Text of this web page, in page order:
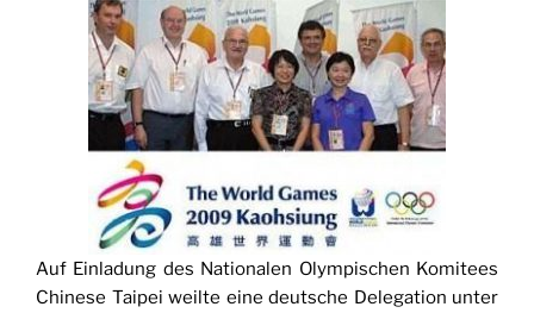
Auf Einladung des Nationalen Olympischen Komitees
Chinese Taipei weilte eine deutsche Delegation unter